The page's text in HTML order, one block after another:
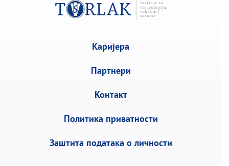
Каријера
Партнери
Контакт
Политика приватности
Заштита података о личности